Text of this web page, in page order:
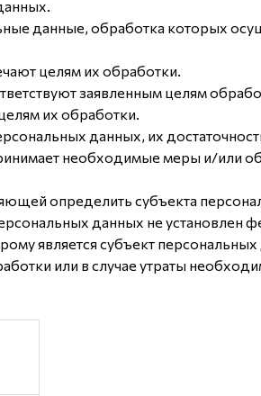
данные, обработка которых
целям их обработки.
заявленным целям
их обработки.
данных, их
необходимые меры и/или
определить субъекта
данных не
является субъект
или в случае утраты